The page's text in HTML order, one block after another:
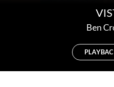
Ben